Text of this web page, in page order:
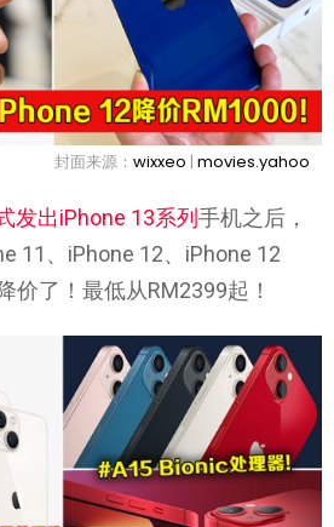
封面来源： wixxeo | movies.yahoo
发出iPhone 13系列手机之后，
11、iPhone 12、iPhone 12
价了！最低从RM2399起！